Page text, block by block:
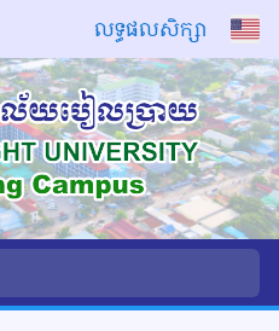
លទ្ធផលសិក្សា